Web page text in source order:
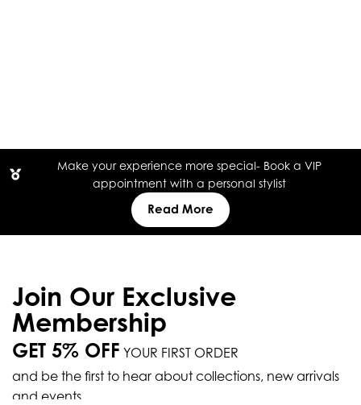
Make your experience more special- Book a VIP
appointment with a personal stylist
Read More
Join Our Exclusive
Membership
GET 5% OFF YOUR FIRST ORDER
and be the first to hear about collections, new arrivals
and events.